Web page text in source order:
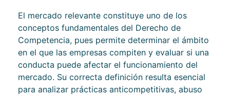
El mercado relevante constituye uno de los
conceptos fundamentales del Derecho de
Competencia, pues permite determinar el ámbito
en el que las empresas compiten y evaluar si una
conducta puede afectar el funcionamiento del
mercado. Su correcta definición resulta esencial
para analizar prácticas anticompetitivas, abuso